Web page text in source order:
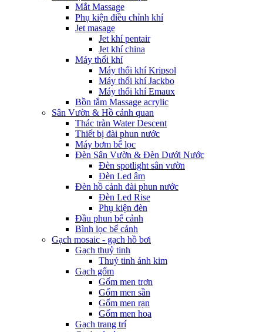
Mắt Massage
Phụ kiện điều chỉnh khí
Jet masage
Jet khí pentair
Jet khí china
Máy thổi khí
Máy thổi khí Kripsol
Máy thổi khí Jackbo
Máy thổi khí Emaux
Bồn tắm Massage acrylic
Sân Vườn & Hồ cảnh quan
Thác tràn Water Descent
Thiết bị đài phun nước
Máy bơm bể lọc
Đèn Sân Vườn & Đèn Dưới Nước
Đèn spotlight sân vườn
Đèn Led âm
Đèn hồ cảnh đài phun nước
Đèn Led Rise
Phụ kiện đèn
Đầu phun bể cảnh
Bình lọc bể cảnh
Gạch mosaic - gạch hồ bơi
Gạch thuỷ tinh
Thuỷ tinh ánh kim
Gạch gốm
Gốm men trơn
Gốm men sần
Gốm men rạn
Gốm men hoa
Gạch trang trí